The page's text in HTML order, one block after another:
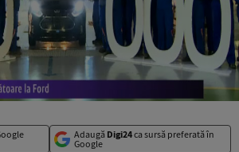
Adaugă Digi24ca sursă preferată în
Google